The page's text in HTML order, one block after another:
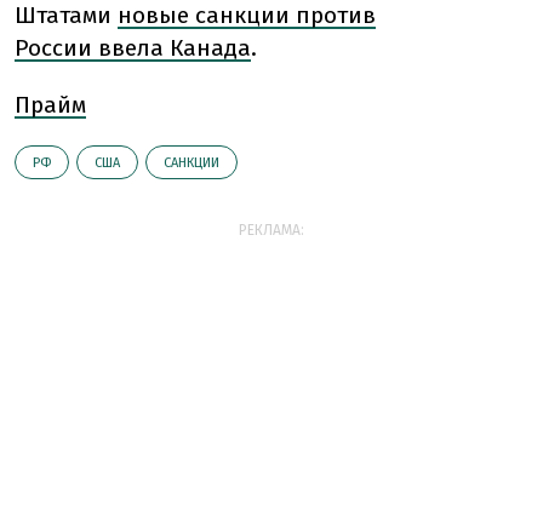
Штатами новые санкции против
России ввела Канада.
Прайм
РФ США САНКЦИИ
РЕКЛАМА: